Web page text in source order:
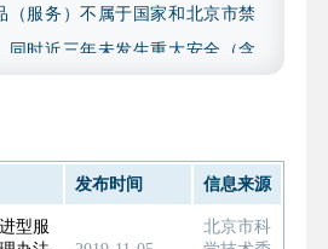
（服务）不属于国家和北京市禁
同时近三年未发生重大安全（含
；
类型的企业评价及认定标准；
2023 年和 2024 年三个会计年度
在财政部“注册会计师行业统一监
发布时间 信息来源
型服
北京市科